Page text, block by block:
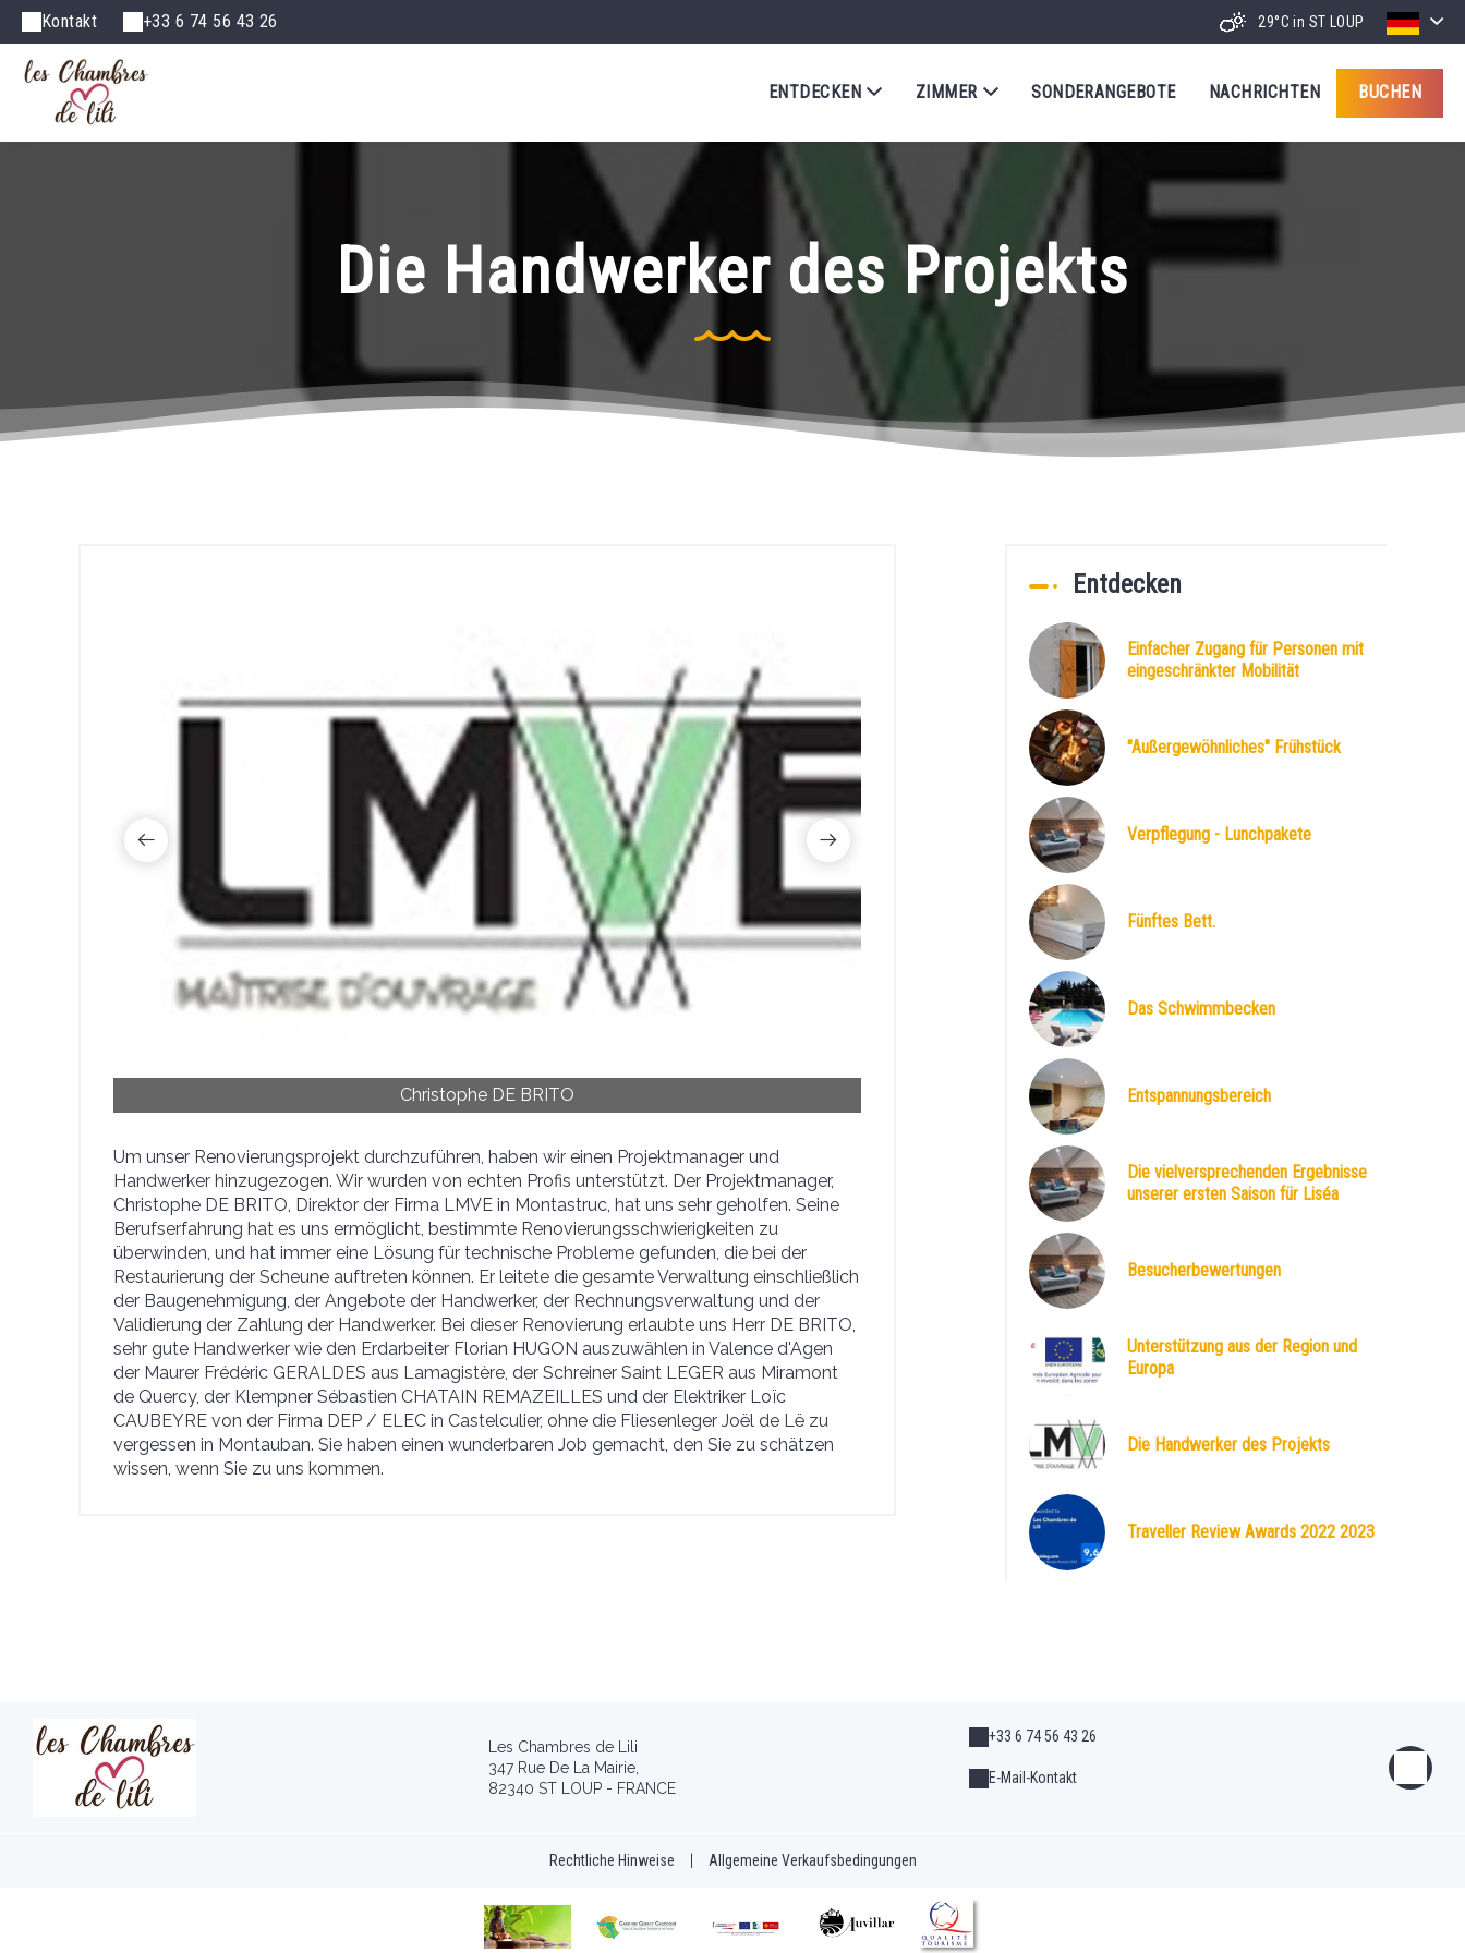
Kontakt +33 6 74 56 43 26 29°C in ST LOUP
ENTDECKEN ZIMMER SONDERANGEBOTE NACHRICHTEN BUCHEN
Die Handwerker des Projekts
Christophe DE BRITO DEPELEC
Um unser Renovierungsprojekt durchzuführen, haben wir einen Projektmanager und
Handwerker hinzugezogen. Wir wurden von echten Profis unterstützt. Der Projektmanager,
Christophe DE BRITO, Direktor der Firma LMVE in Montastruc, hat uns sehr geholfen. Seine
Berufserfahrung hat es uns ermöglicht, bestimmte Renovierungsschwierigkeiten zu
überwinden, und hat immer eine Lösung für technische Probleme gefunden, die bei der
Restaurierung der Scheune auftreten können. Er leitete die gesamte Verwaltung einschließlich
der Baugenehmigung, der Angebote der Handwerker, der Rechnungsverwaltung und der
Validierung der Zahlung der Handwerker. Bei dieser Renovierung erlaubte uns Herr DE BRITO,
sehr gute Handwerker wie den Erdarbeiter Florian HUGON auszuwählen in Valence d'Agen
der Maurer Frédéric GERALDES aus Lamagistère, der Schreiner Saint LEGER aus Miramont
de Quercy, der Klempner Sébastien CHATAIN REMAZEILLES und der Elektriker Loïc
CAUBEYRE von der Firma DEP / ELEC in Castelculier, ohne die Fliesenleger Joël de Lë zu
vergessen in Montauban. Sie haben einen wunderbaren Job gemacht, den Sie zu schätzen
wissen, wenn Sie zu uns kommen.
Entdecken
Einfacher Zugang für Personen mit
eingeschränkter Mobilität
"Außergewöhnliches" Frühstück
Verpflegung - Lunchpakete
Fünftes Bett.
Das Schwimmbecken
Entspannungsbereich
Die vielversprechenden Ergebnisse
unserer ersten Saison für Liséa
Besucherbewertungen
Unterstützung aus der Region und
Europa
Die Handwerker des Projekts
Traveller Review Awards 2022 2023
Les Chambres de Lili
347 Rue De La Mairie,
82340 ST LOUP - FRANCE
+33 6 74 56 43 26
E-Mail-Kontakt
Rechtliche Hinweise Allgemeine Verkaufsbedingungen